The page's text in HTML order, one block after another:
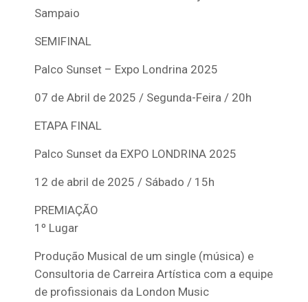
Sampaio
SEMIFINAL
Palco Sunset – Expo Londrina 2025
07 de Abril de 2025 / Segunda-Feira / 20h
ETAPA FINAL
Palco Sunset da EXPO LONDRINA 2025
12 de abril de 2025 / Sábado / 15h
PREMIAÇÃO
1º Lugar
Produção Musical de um single (música) e
Consultoria de Carreira Artística com a equipe
de profissionais da London Music